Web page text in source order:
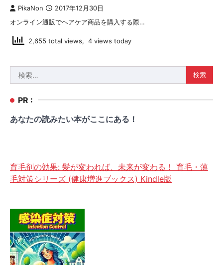
PikaNon 2017年12月30日
オンライン通販でヘアケア商品を購入する際…
2,655 total views, 4 views today
索:
PR :
あなたの読みたい本がここにある！
育毛剤の効果: 髪が変われば、未来が変わる！ 育毛・薄
毛対策シリーズ (健康増進ブックス) Kindle版